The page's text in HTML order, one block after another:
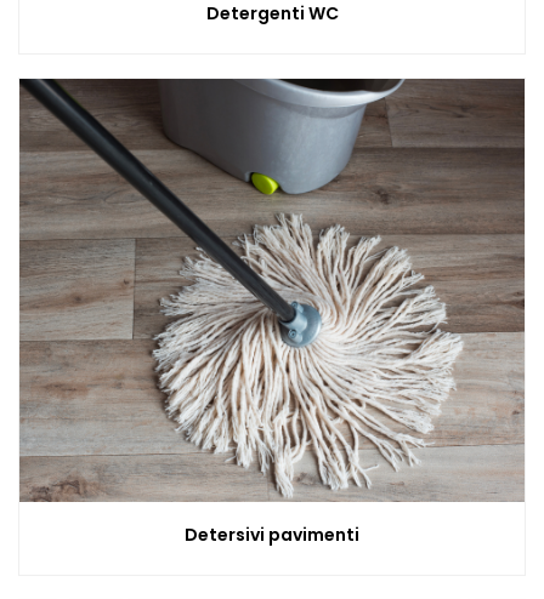
Detergenti WC
Detersivi pavimenti